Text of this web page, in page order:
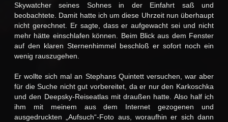
Skywatcher seines Sohnes in der Einfahrt saß und
beobachtete. Damit hatte ich um diese Uhrzeit nun überhaupt
nicht gerechnet. Er sagte, dass er aufgewacht sei und nicht
mehr hätte einschlafen können. Beim Blick aus dem Fenster
auf den klaren Sternenhimmel beschloß er sofort noch ein
wenig rauszugehen.
Er wollte sich mal an Stephans Quintett versuchen, war aber
für die Suche nicht gut vorbereitet, da er nur den Karkoschka
und den Deepsky-Reiseatlas mit draußen hatte. Also half ich
ihm mit meinem aus dem Internet gezogenen und
ausgedruckten „Aufsuch“-Foto aus, woraufhin er sich dann